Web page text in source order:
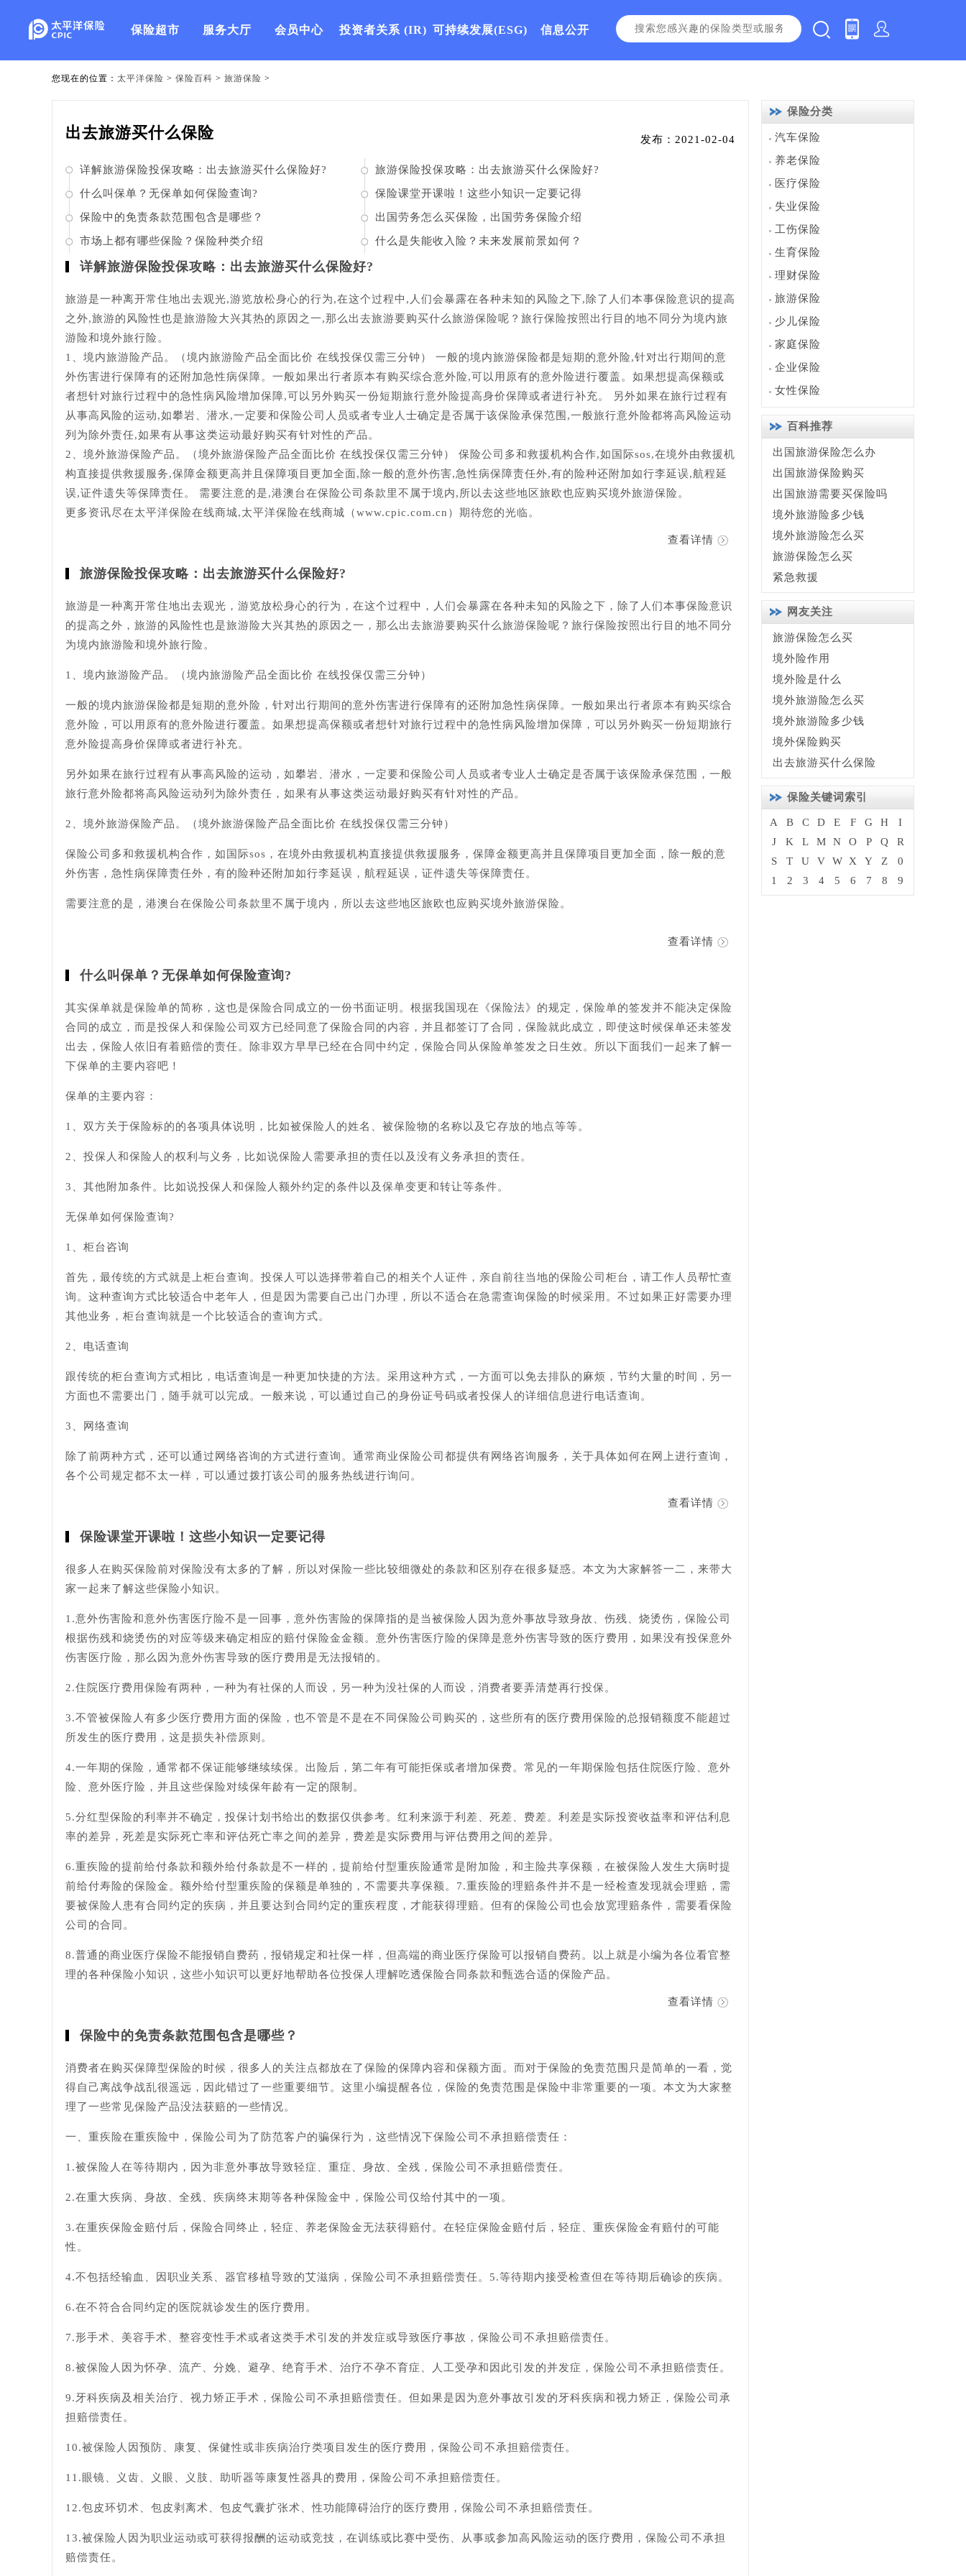
保险超市 服务大厅 会员中心 投资者关系 (IR) 可持续发展(ESG) 信息公开
您现在的位置： 太平洋保险 > 保险百科 > 旅游保险 >
出去旅游买什么保险
详解旅游保险投保攻略：出去旅游买什么保险好? 旅游保险投保攻略：出去旅游买什么保险好?
什么叫保单？无保单如何保险查询? 保险课堂开课啦！这些小知识一定要记得
保险中的免责条款范围包含是哪些？ 出国劳务怎么买保险，出国劳务保险介绍
市场上都有哪些保险？保险种类介绍 什么是失能收入险？未来发展前景如何？
详解旅游保险投保攻略：出去旅游买什么保险好?
旅游是一种离开常住地出去观光,游览放松身心的行为,在这个过程中,人们会暴露在各种未知的风险之下,除了人们本事保险意识的提高
之外,旅游的风险性也是旅游险大兴其热的原因之一,那么出去旅游要购买什么旅游保险呢？旅行保险按照出行目的地不同分为境内旅
游险和境外旅行险。
1、境内旅游险产品。（境内旅游险产品全面比价 在线投保仅需三分钟） 一般的境内旅游保险都是短期的意外险,针对出行期间的意
外伤害进行保障有的还附加急性病保障。一般如果出行者原本有购买综合意外险,可以用原有的意外险进行覆盖。如果想提高保额或
者想针对旅行过程中的急性病风险增加保障,可以另外购买一份短期旅行意外险提高身价保障或者进行补充。 另外如果在旅行过程有
从事高风险的运动,如攀岩、潜水,一定要和保险公司人员或者专业人士确定是否属于该保险承保范围,一般旅行意外险都将高风险运动
列为除外责任,如果有从事这类运动最好购买有针对性的产品。
2、境外旅游保险产品。（境外旅游保险产品全面比价 在线投保仅需三分钟） 保险公司多和救援机构合作,如国际sos,在境外由救援机
构直接提供救援服务,保障金额更高并且保障项目更加全面,除一般的意外伤害,急性病保障责任外,有的险种还附加如行李延误,航程延
误,证件遗失等保障责任。 需要注意的是,港澳台在保险公司条款里不属于境内,所以去这些地区旅欧也应购买境外旅游保险。
更多资讯尽在太平洋保险在线商城,太平洋保险在线商城（www.cpic.com.cn）期待您的光临。
查看详情
旅游保险投保攻略：出去旅游买什么保险好?
旅游是一种离开常住地出去观光，游览放松身心的行为，在这个过程中，人们会暴露在各种未知的风险之下，除了人们本事保险意识
的提高之外，旅游的风险性也是旅游险大兴其热的原因之一，那么出去旅游要购买什么旅游保险呢？旅行保险按照出行目的地不同分
为境内旅游险和境外旅行险。
1、境内旅游险产品。（境内旅游险产品全面比价 在线投保仅需三分钟）
一般的境内旅游保险都是短期的意外险，针对出行期间的意外伤害进行保障有的还附加急性病保障。一般如果出行者原本有购买综合
意外险，可以用原有的意外险进行覆盖。如果想提高保额或者想针对旅行过程中的急性病风险增加保障，可以另外购买一份短期旅行
意外险提高身价保障或者进行补充。
另外如果在旅行过程有从事高风险的运动，如攀岩、潜水，一定要和保险公司人员或者专业人士确定是否属于该保险承保范围，一般
旅行意外险都将高风险运动列为除外责任，如果有从事这类运动最好购买有针对性的产品。
2、境外旅游保险产品。（境外旅游保险产品全面比价 在线投保仅需三分钟）
保险公司多和救援机构合作，如国际sos，在境外由救援机构直接提供救援服务，保障金额更高并且保障项目更加全面，除一般的意
外伤害，急性病保障责任外，有的险种还附加如行李延误，航程延误，证件遗失等保障责任。
需要注意的是，港澳台在保险公司条款里不属于境内，所以去这些地区旅欧也应购买境外旅游保险。
查看详情
什么叫保单？无保单如何保险查询?
其实保单就是保险单的简称，这也是保险合同成立的一份书面证明。根据我国现在《保险法》的规定，保险单的签发并不能决定保险
合同的成立，而是投保人和保险公司双方已经同意了保险合同的内容，并且都签订了合同，保险就此成立，即使这时候保单还未签发
出去，保险人依旧有着赔偿的责任。除非双方早早已经在合同中约定，保险合同从保险单签发之日生效。所以下面我们一起来了解一
下保单的主要内容吧！
保单的主要内容：
1、双方关于保险标的的各项具体说明，比如被保险人的姓名、被保险物的名称以及它存放的地点等等。
2、投保人和保险人的权利与义务，比如说保险人需要承担的责任以及没有义务承担的责任。
3、其他附加条件。比如说投保人和保险人额外约定的条件以及保单变更和转让等条件。
无保单如何保险查询?
1、柜台咨询
首先，最传统的方式就是上柜台查询。投保人可以选择带着自己的相关个人证件，亲自前往当地的保险公司柜台，请工作人员帮忙查
询。这种查询方式比较适合中老年人，但是因为需要自己出门办理，所以不适合在急需查询保险的时候采用。不过如果正好需要办理
其他业务，柜台查询就是一个比较适合的查询方式。
2、电话查询
跟传统的柜台查询方式相比，电话查询是一种更加快捷的方法。采用这种方式，一方面可以免去排队的麻烦，节约大量的时间，另一
方面也不需要出门，随手就可以完成。一般来说，可以通过自己的身份证号码或者投保人的详细信息进行电话查询。
3、网络查询
除了前两种方式，还可以通过网络咨询的方式进行查询。通常商业保险公司都提供有网络咨询服务，关于具体如何在网上进行查询，
各个公司规定都不太一样，可以通过拨打该公司的服务热线进行询问。
查看详情
保险课堂开课啦！这些小知识一定要记得
很多人在购买保险前对保险没有太多的了解，所以对保险一些比较细微处的条款和区别存在很多疑惑。本文为大家解答一二，来带大
家一起来了解这些保险小知识。
1.意外伤害险和意外伤害医疗险不是一回事，意外伤害险的保障指的是当被保险人因为意外事故导致身故、伤残、烧烫伤，保险公司
根据伤残和烧烫伤的对应等级来确定相应的赔付保险金金额。意外伤害医疗险的保障是意外伤害导致的医疗费用，如果没有投保意外
伤害医疗险，那么因为意外伤害导致的医疗费用是无法报销的。
2.住院医疗费用保险有两种，一种为有社保的人而设，另一种为没社保的人而设，消费者要弄清楚再行投保。
3.不管被保险人有多少医疗费用方面的保险，也不管是不是在不同保险公司购买的，这些所有的医疗费用保险的总报销额度不能超过
所发生的医疗费用，这是损失补偿原则。
4.一年期的保险，通常都不保证能够继续续保。出险后，第二年有可能拒保或者增加保费。常见的一年期保险包括住院医疗险、意外
险、意外医疗险，并且这些保险对续保年龄有一定的限制。
5.分红型保险的利率并不确定，投保计划书给出的数据仅供参考。红利来源于利差、死差、费差。利差是实际投资收益率和评估利息
率的差异，死差是实际死亡率和评估死亡率之间的差异，费差是实际费用与评估费用之间的差异。
6.重疾险的提前给付条款和额外给付条款是不一样的，提前给付型重疾险通常是附加险，和主险共享保额，在被保险人发生大病时提
前给付寿险的保险金。额外给付型重疾险的保额是单独的，不需要共享保额。7.重疾险的理赔条件并不是一经检查发现就会理赔，需
要被保险人患有合同约定的疾病，并且要达到合同约定的重疾程度，才能获得理赔。但有的保险公司也会放宽理赔条件，需要看保险
公司的合同。
8.普通的商业医疗保险不能报销自费药，报销规定和社保一样，但高端的商业医疗保险可以报销自费药。以上就是小编为各位看官整
理的各种保险小知识，这些小知识可以更好地帮助各位投保人理解吃透保险合同条款和甄选合适的保险产品。
查看详情
保险中的免责条款范围包含是哪些？
消费者在购买保障型保险的时候，很多人的关注点都放在了保险的保障内容和保额方面。而对于保险的免责范围只是简单的一看，觉
得自己离战争战乱很遥远，因此错过了一些重要细节。这里小编提醒各位，保险的免责范围是保险中非常重要的一项。本文为大家整
理了一些常见保险产品没法获赔的一些情况。
一、重疾险在重疾险中，保险公司为了防范客户的骗保行为，这些情况下保险公司不承担赔偿责任：
1.被保险人在等待期内，因为非意外事故导致轻症、重症、身故、全残，保险公司不承担赔偿责任。
2.在重大疾病、身故、全残、疾病终末期等各种保险金中，保险公司仅给付其中的一项。
3.在重疾保险金赔付后，保险合同终止，轻症、养老保险金无法获得赔付。在轻症保险金赔付后，轻症、重疾保险金有赔付的可能
性。
4.不包括经输血、因职业关系、器官移植导致的艾滋病，保险公司不承担赔偿责任。5.等待期内接受检查但在等待期后确诊的疾病。
6.在不符合合同约定的医院就诊发生的医疗费用。
7.形手术、美容手术、整容变性手术或者这类手术引发的并发症或导致医疗事故，保险公司不承担赔偿责任。
8.被保险人因为怀孕、流产、分娩、避孕、绝育手术、治疗不孕不育症、人工受孕和因此引发的并发症，保险公司不承担赔偿责任。
9.牙科疾病及相关治疗、视力矫正手术，保险公司不承担赔偿责任。但如果是因为意外事故引发的牙科疾病和视力矫正，保险公司承
担赔偿责任。
10.被保险人因预防、康复、保健性或非疾病治疗类项目发生的医疗费用，保险公司不承担赔偿责任。
11.眼镜、义齿、义眼、义肢、助听器等康复性器具的费用，保险公司不承担赔偿责任。
12.包皮环切术、包皮剥离术、包皮气囊扩张术、性功能障碍治疗的医疗费用，保险公司不承担赔偿责任。
13.被保险人因为职业运动或可获得报酬的运动或竞技，在训练或比赛中受伤、从事或参加高风险运动的医疗费用，保险公司不承担
赔偿责任。
发布：2021-02-04
保险分类
汽车保险
养老保险
医疗保险
失业保险
工伤保险
生育保险
理财保险
旅游保险
少儿保险
家庭保险
企业保险
女性保险
百科推荐
出国旅游保险怎么办
出国旅游保险购买
出国旅游需要买保险吗
境外旅游险多少钱
境外旅游险怎么买
旅游保险怎么买
紧急救援
网友关注
旅游保险怎么买
境外险作用
境外险是什么
境外旅游险怎么买
境外旅游险多少钱
境外保险购买
出去旅游买什么保险
保险关键词索引
A B C D E F G H
I
J
K L M N O P Q
R
S
T U V W X Y Z
0
1
2 3 4 5 6 7 8 9